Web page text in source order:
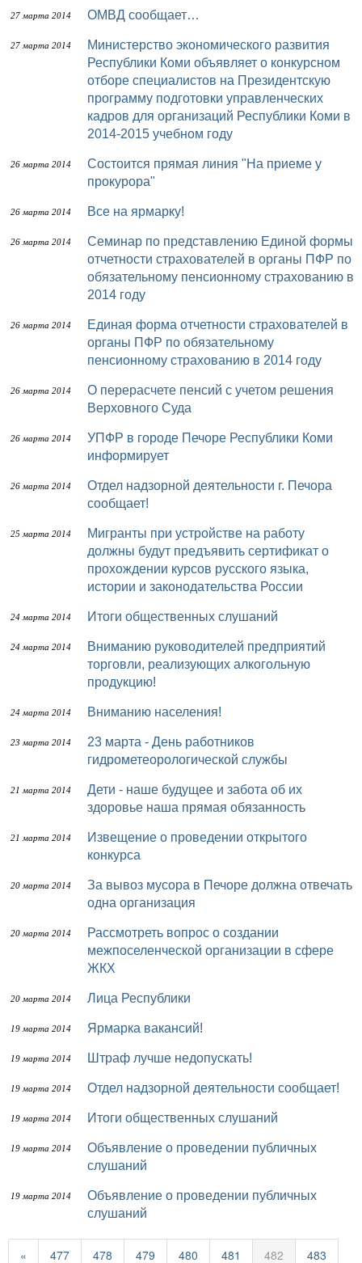
27 марта 2014 ОМВД сообщает…
27 марта 2014
Министерство экономического развития
Республики Коми объявляет о конкурсном
отборе специалистов на Президентскую
программу подготовки управленческих
кадров для организаций Республики Коми в
2014-2015 учебном году
26 марта 2014
Состоится прямая линия "На приеме у
прокурора"
26 марта 2014 Все на ярмарку!
26 марта 2014
Семинар по представлению Единой формы
отчетности страхователей в органы ПФР по
обязательному пенсионному страхованию в
2014 году
26 марта 2014
Единая форма отчетности страхователей в
органы ПФР по обязательному
пенсионному страхованию в 2014 году
26 марта 2014
О перерасчете пенсий с учетом решения
Верховного Суда
26 марта 2014
УПФР в городе Печоре Республики Коми
информирует
26 марта 2014
Отдел надзорной деятельности г. Печора
сообщает!
25 марта 2014
Мигранты при устройстве на работу
должны будут предъявить сертификат о
прохождении курсов русского языка,
истории и законодательства России
24 марта 2014 Итоги общественных слушаний
24 марта 2014
Вниманию руководителей предприятий
торговли, реализующих алкогольную
продукцию!
24 марта 2014 Вниманию населения!
23 марта 2014
23 марта - День работников
гидрометеорологической службы
21 марта 2014
Дети - наше будущее и забота об их
здоровье наша прямая обязанность
21 марта 2014
Извещение о проведении открытого
конкурса
20 марта 2014
За вывоз мусора в Печоре должна отвечать
одна организация
20 марта 2014
Рассмотреть вопрос о создании
межпоселенческой организации в сфере
ЖКХ
20 марта 2014 Лица Республики
19 марта 2014 Ярмарка вакансий!
19 марта 2014 Штраф лучше недопускать!
19 марта 2014 Отдел надзорной деятельности сообщает!
19 марта 2014 Итоги общественных слушаний
19 марта 2014
Объявление о проведении публичных
слушаний
19 марта 2014
Объявление о проведении публичных
слушаний
« 477 478 479 480 481 482 483